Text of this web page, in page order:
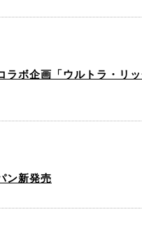
ラボ企画「ウルトラ・リ
ン新発売